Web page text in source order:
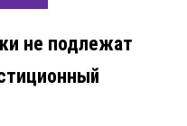
не подлежат